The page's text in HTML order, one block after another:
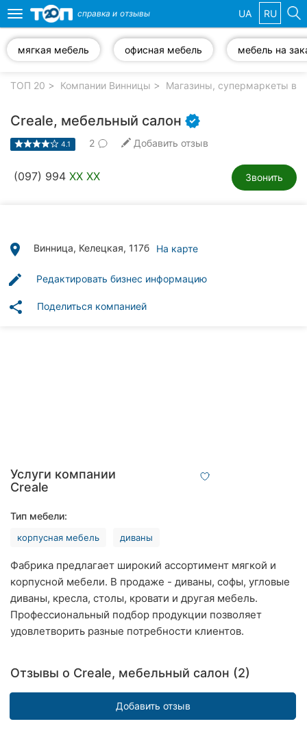
компании
клиники
Автошколы
Все
города:
Винница
Житомир
Тернополь
Хмельницкий
Ровно
Toggle
navigation
справка и отзывы UA RU
мягкая мебель офисная мебель мебель на
ТОП 20 Компании Винницы Магазины, супермаркеты в
Creale, мебельный салон
4.1 2 Добавить отзыв
(097) 994 XX XX Звонить
place Винница, Келецкая, 117б На карте
edit Редактировать бизнес информацию
share Поделиться компанией
Услуги компании
Creale
Тип мебели:
корпусная мебель диваны
Фабрика предлагает широкий ассортимент мягкой и
корпусной мебели. В продаже - диваны, софы, угловые
диваны, кресла, столы, кровати и другая мебель.
Профессиональный подбор продукции позволяет
удовлетворить разные потребности клиентов.
Отзывы о Creale, мебельный салон (2)
Добавить отзыв